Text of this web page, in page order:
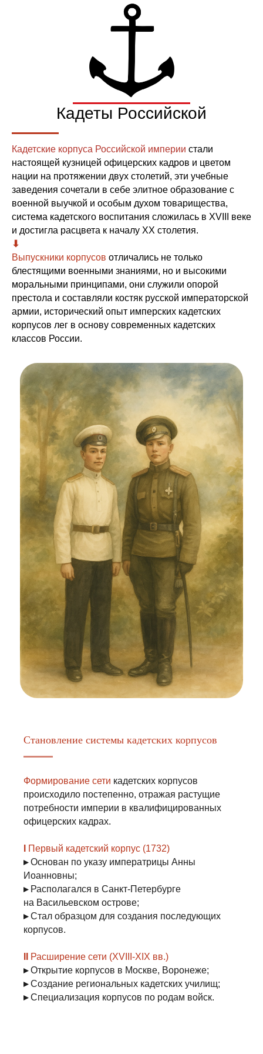
Кадеты Российской
Кадетские корпуса Российской империи стали
настоящей кузницей офицерских кадров и цветом
нации на протяжении двух столетий, эти учебные
заведения сочетали в себе элитное образование с
военной выучкой и особым духом товарищества,
система кадетского воспитания сложилась в XVIII веке
и достигла расцвета к началу XX столетия.
⬇︎
Выпускники корпусов отличались не только
блестящими военными знаниями, но и высокими
моральными принципами, они служили опорой
престола и составляли костяк русской императорской
армии, исторический опыт имперских кадетских
корпусов лег в основу современных кадетских
классов России.
Становление системы кадетских корпусов
Формирование сети кадетских корпусов
происходило постепенно, отражая растущие
потребности империи в квалифицированных
офицерских кадрах.
Первый кадетский корпус (1732)
▸Основан по указу императрицы Анны
Иоанновны;
▸ Располагался в Санкт-Петербурге
на Васильевском острове;
▸Стал образцом для создания последующих
корпусов.
Расширение сети (XVIII-XIX вв.)
▸Открытие корпусов в Москве, Воронеже;
▸Создание региональных кадетских училищ;
▸Специализация корпусов по родам войск.